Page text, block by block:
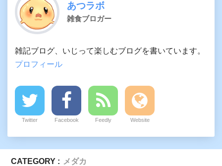
あつラボ
雑食ブロガー
雑記ブログ、いじって楽しむブログを書いています。
プロフィール
Twitter Facebook Feedly Website
CATEGORY : メダカ